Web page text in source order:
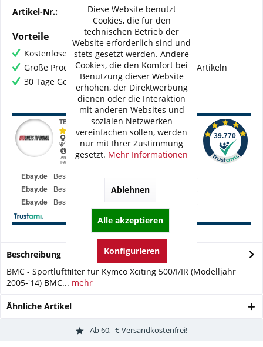
Artikel-Nr.: BMC-FM-648-01
Vorteile
Kostenloser Versand ab € 60,- Bestellwert
Große Produktauswahl mit mehr als 80.000 Artikeln
30 Tage Geld-Zurück-Garantie
Beschreibung
BMC - Sportluftfilter für Kymco Xciting 500/I/IR (Modelljahr
2005-'14) BMC... mehr
Ähnliche Artikel
Ab 60,- € Versandkostenfrei!
Diese Website benutzt
Cookies, die für den
technischen Betrieb der
Website erforderlich sind und
stets gesetzt werden. Andere
Cookies, die den Komfort bei
Benutzung dieser Website
erhöhen, der Direktwerbung
dienen oder die Interaktion
mit anderen Websites und
sozialen Netzwerken
vereinfachen sollen, werden
nur mit Ihrer Zustimmung
gesetzt. Mehr Informationen
Ablehnen
Alle akzeptieren
Konfigurieren